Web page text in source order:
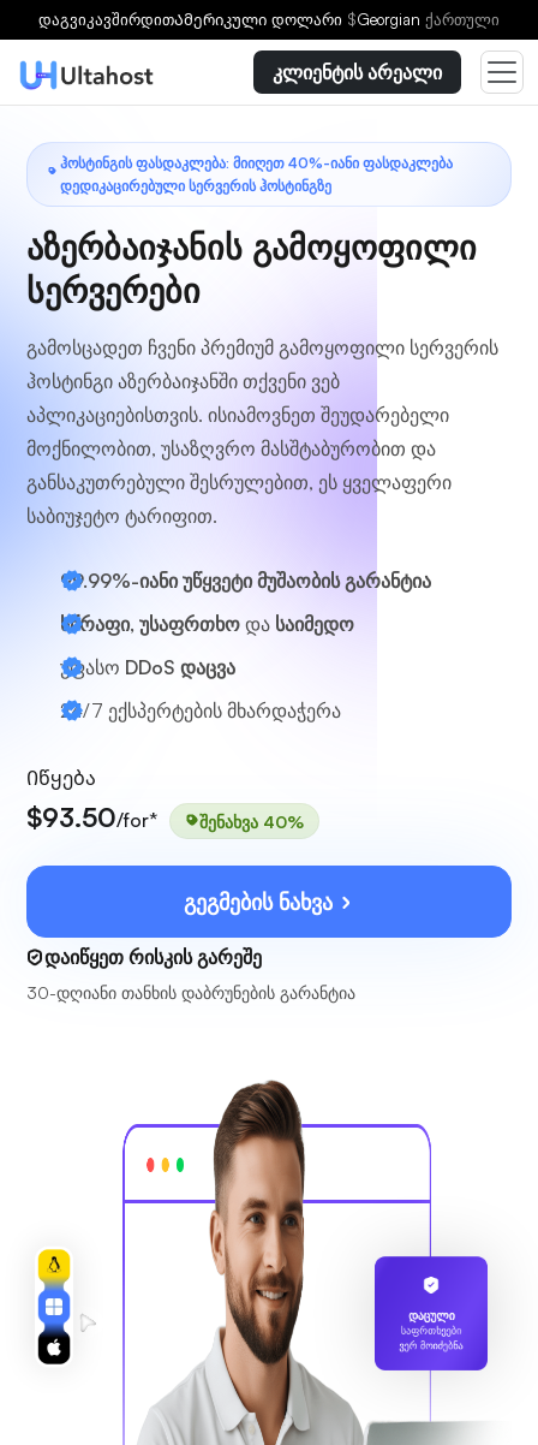
დაგვიკავშირდითᲐმერიკული დოლარი $Georgian ქართული
კლიენტის არეალი
ᲰᲝᲡᲢᲘᲜᲒᲘᲡ ᲤᲐᲡᲓᲐᲙᲚᲔᲑᲐ: ᲛᲘᲘᲦᲔᲗ 40%-ᲘᲐᲜᲘ ᲤᲐᲡᲓᲐᲙᲚᲔᲑᲐ
ᲓᲔᲓᲘᲙᲐᲪᲘᲠᲔᲑᲣᲚᲘ ᲡᲔᲠᲕᲔᲠᲘᲡ ᲰᲝᲡᲢᲘᲜᲒᲖᲔ
აზერბაიჯანის გამოყოფილი
სერვერები
გამოსცადეთ ჩვენი პრემიუმ გამოყოფილი სერვერის
ჰოსტინგი აზერბაიჯანში თქვენი ვებ
აპლიკაციებისთვის. ისიამოვნეთ შეუდარებელი
მოქნილობით, უსაზღვრო მასშტაბურობით და
განსაკუთრებული შესრულებით, ეს ყველაფერი
საბიუჯეტო ტარიფით.
99.99%-იანი უწყვეტი მუშაობის გარანტია
სწრაფი, უსაფრთხო და საიმედო
უფასო DDoS დაცვა
24/7 ექსპერტების მხარდაჭერა
Იწყება
$93.50/for* შენახვა 40%
გეგმების ნახვა
დაიწყეთ რისკის გარეშე
30-დღიანი თანხის დაბრუნების გარანტია
დაცული
საფრთხეები
ვერ მოიძებნა